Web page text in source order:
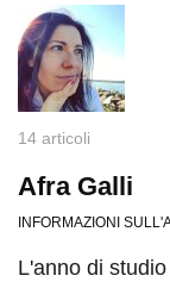
14 articoli
Afra Galli
INFORMAZIONI
L'anno di